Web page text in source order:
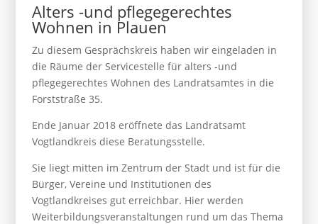
Alters -und pflegegerechtes
Wohnen in Plauen
Zu diesem Gesprächskreis haben wir eingeladen in
die Räume der Servicestelle für alters -und
pflegegerechtes Wohnen des Landratsamtes in die
Forststraße 35.
Ende Januar 2018 eröffnete das Landratsamt
Vogtlandkreis diese Beratungsstelle.
Sie liegt mitten im Zentrum der Stadt und ist für die
Bürger, Vereine und Institutionen des
Vogtlandkreises gut erreichbar. Hier werden
Weiterbildungsveranstaltungen rund um das Thema